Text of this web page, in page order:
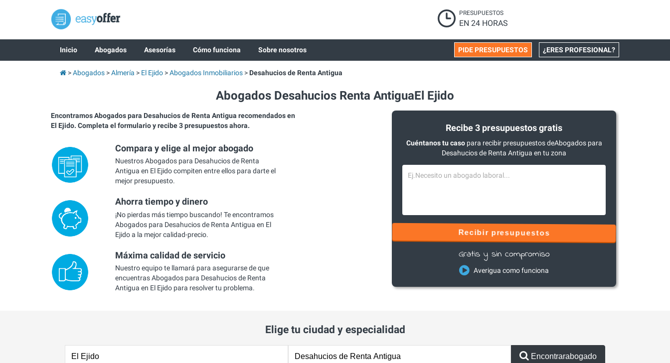
PRESUPUESTOS
EN 24 HORAS
Inicio Abogados Asesorías Cómo funciona Sobre nosotros ¿ERES PROFESIONAL?
PIDE PRESUPUESTOS
Abogados Almería El Ejido Abogados Inmobiliarios Desahucios de Renta Antigua
Abogados Desahucios Renta AntiguaEl Ejido
Encontramos Abogados para Desahucios de Renta Antigua recomendados en
El Ejido. Completa el formulario y recibe 3 presupuestos ahora.
Compara y elige al mejor abogado
Nuestros Abogados para Desahucios de Renta
Antigua en El Ejido compiten entre ellos para darte el
mejor presupuesto.
Ahorra tiempo y dinero
¡No pierdas más tiempo buscando! Te encontramos
Abogados para Desahucios de Renta Antigua en El
Ejido a la mejor calidad-precio.
Máxima calidad de servicio
Nuestro equipo te llamará para asegurarse de que
encuentras Abogados para Desahucios de Renta
Antigua en El Ejido para resolver tu problema.
Recibe 3 presupuestos gratis
Cuéntanos tu casopara recibir presupuestos deAbogados para
Desahucios de Renta Antigua en tu zona
Recibir presupuestos
Gratis y sin compromiso
Averigua como funciona
Elige tu ciudad y especialidad
Encontrarabogado